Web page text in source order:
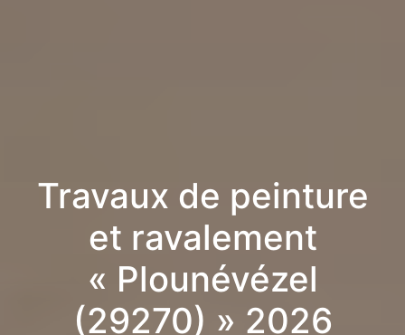
Travaux de peinture
et ravalement
« Plounévézel
(29270) » 2026